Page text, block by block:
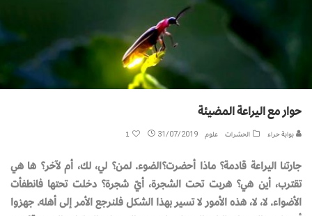
حوار مع اليراعة المضيئة
بوابة حراء الحشرات علوم 31/07/2019
1
جارتنا اليراعة قادمة؟ ماذا أحضرت؟الضوء. لمن؟ لي، لك، أم لآخر؟ ها هي
تقترب، أين هي؟ هربت تحت الشجرة، أيّ شجرة؟ دخلت تحتها فانطفأت
الأضواء. لا، لا، هذه الأمور لا تسير بهذا الشكل فلنرجع الأمر إلى أهله. جهزوا